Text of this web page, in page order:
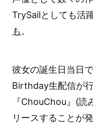
TrySailとしても活
も 。
彼女の誕生日当日
Birthday生配信が
『ChouChou』(読
リースすることが